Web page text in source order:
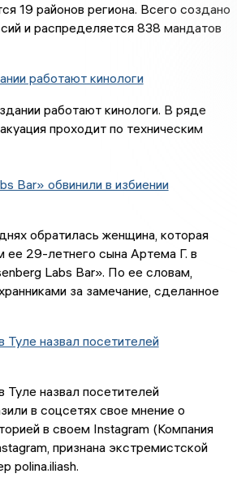
19 районов региона. Всего создано
и распределяется 838 мандатов
работают кинологи
работают кинологи. В ряде
проходит по техническим
Bar» обвинили в избиении
обратилась женщина, которая
ее 29-летнего сына Артема Г. в
Labs Bar». По ее словам,
за замечание, сделанное
Туле назвал посетителей
Туле назвал посетителей
в соцсетях свое мнение о
в своем Instagram (Компания
признана экстремистской
polina.iliash.